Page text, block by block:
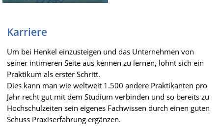
Karriere
Um bei Henkel einzusteigen und das Unternehmen von
seiner intimeren Seite aus kennen zu lernen, lohnt sich ein
Praktikum als erster Schritt.
Dies kann man wie weltweit 1.500 andere Praktikanten pro
Jahr recht gut mit dem Studium verbinden und so bereits zu
Hochschulzeiten sein eigenes Fachwissen durch einen guten
Schuss Praxiserfahrung ergänzen.